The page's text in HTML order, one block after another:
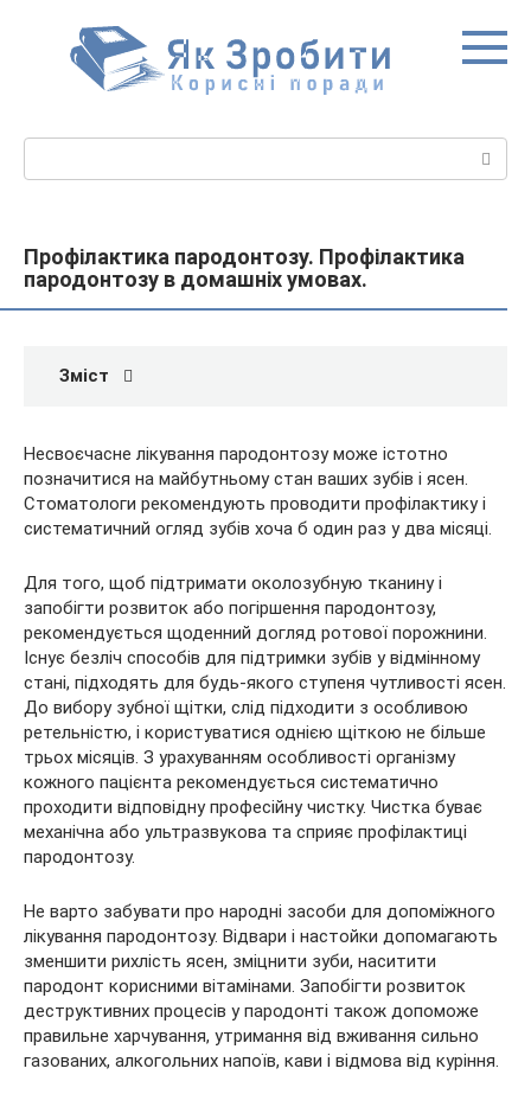
Профілактика пародонтозу. Профілактика
пародонтозу в домашніх умовах.
Зміст
Несвоєчасне лікування пародонтозу може істотно
позначитися на майбутньому стан ваших зубів і ясен.
Стоматологи рекомендують проводити профілактику і
систематичний огляд зубів хоча б один раз у два місяці.
Для того, щоб підтримати околозубную тканину і
запобігти розвиток або погіршення пародонтозу,
рекомендується щоденний догляд ротової порожнини.
Існує безліч способів для підтримки зубів у відмінному
стані, підходять для будь-якого ступеня чутливості ясен.
До вибору зубної щітки, слід підходити з особливою
ретельністю, і користуватися однією щіткою не більше
трьох місяців. З урахуванням особливості організму
кожного пацієнта рекомендується систематично
проходити відповідну професійну чистку. Чистка буває
механічна або ультразвукова та сприяє профілактиці
пародонтозу.
Не варто забувати про народні засоби для допоміжного
лікування пародонтозу. Відвари і настойки допомагають
зменшити рихлість ясен, зміцнити зуби, наситити
пародонт корисними вітамінами. Запобігти розвиток
деструктивних процесів у пародонті також допоможе
правильне харчування, утримання від вживання сильно
газованих, алкогольних напоїв, кави і відмова від куріння.